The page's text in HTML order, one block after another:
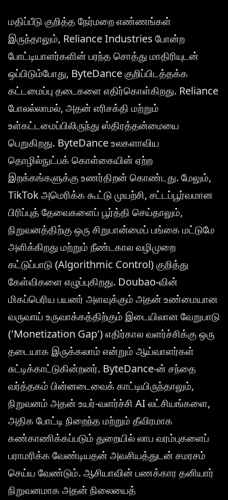
மதிப்பீடு குறித்த நேர்மறை எண்ணங்கள்
இருந்தாலும், Reliance Industries போன்ற
போட்டியாளர்களின் பரந்த சொத்து மாதிரியுடன்
ஒப்பிடும்போது, ByteDance குறிப்பிடத்தக்க
கட்டமைப்பு தடைகளை எதிர்கொள்கிறது. Reliance
போலல்லாமல், அதன் எரிசக்தி மற்றும்
உள்கட்டமைப்பிலிருந்து ஸ்திரத்தன்மையை
பெறுகிறது. ByteDance உலகளாவிய
தொழில்நுட்பக் கொள்கையின் ஏற்ற
இறக்கங்களுக்கு உணர்திறன் கொண்டது. மேலும்,
TikTok அமெரிக்க கூட்டு முயற்சி, சட்டப்பூர்வமான
பிரிப்புத் தேவைகளைப் பூர்த்தி செய்தாலும்,
நிறுவனத்திற்கு ஒரு சிறுபான்மைப் பங்கை மட்டுமே
அளிக்கிறது மற்றும் நீண்டகால வழிமுறை
கட்டுப்பாடு (Algorithmic Control) குறித்து
கேள்விகளை எழுப்புகிறது. Doubao-வின்
மிகப்பெரிய பயனர் அளவுக்கும் அதன் உண்மையான
வருவாய் உருவாக்கத்திற்கும் இடையிலான வேறுபாடு
('Monetization Gap') எதிர்கால வளர்ச்சிக்கு ஒரு
தடையாக இருக்கலாம் என்றும் ஆய்வாளர்கள்
சுட்டிக்காட்டுகின்றனர். ByteDance-ன் சந்தை
வர்த்தகம் பின்னடைவைக் காட்டியிருந்தாலும்,
நிறுவனம் அதன் உயர்-வளர்ச்சி AI லட்சியங்களை,
அதிக போட்டி நிறைந்த மற்றும் தீவிரமாக
கண்காணிக்கப்படும் துறையில் லாப வரம்புகளைப்
பராமரிக்க வேண்டியதன் அவசியத்துடன் சமரசம்
செய்ய வேண்டும். ஆசியாவின் பணக்கார தனியார்
நிறுவனமாக அதன் நிலையைத்